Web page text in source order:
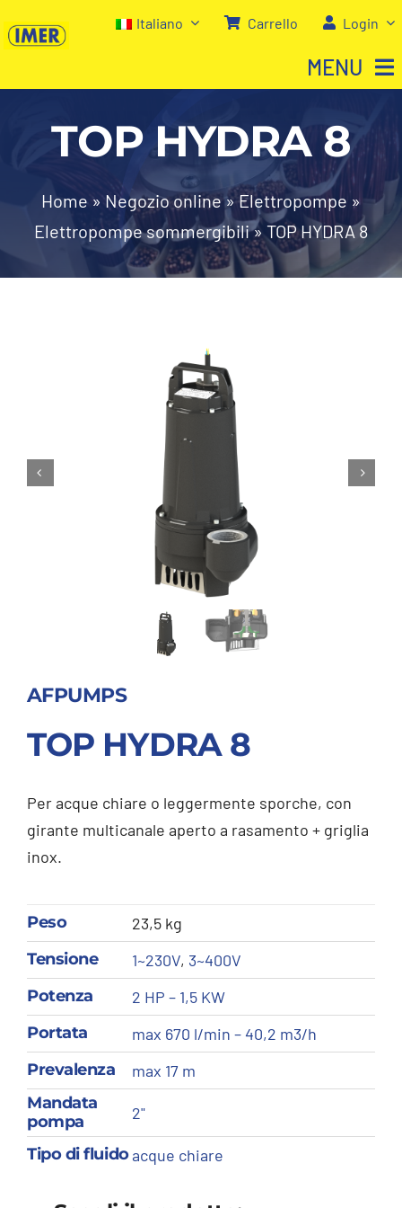
al
Italiano Carrello Login
MENU
Home
Negozio
Chi siamo
TOP HYDRA 8
Home »Negozio online»Elettropompe »
Elettropompe sommergibili»TOP HYDRA 8
AFPUMPS
TOP HYDRA 8
Per acque chiare o leggermente sporche, con
girante multicanale aperto a rasamento + griglia
inox.
Peso
23,5 kg
Tensione
1~230V, 3~400V
Potenza
2 HP – 1,5 KW
Portata
max 670 l/min – 40,2 m3/h
Prevalenza
max 17 m
Mandata
pompa
2"
Tipo di fluidoacque chiare